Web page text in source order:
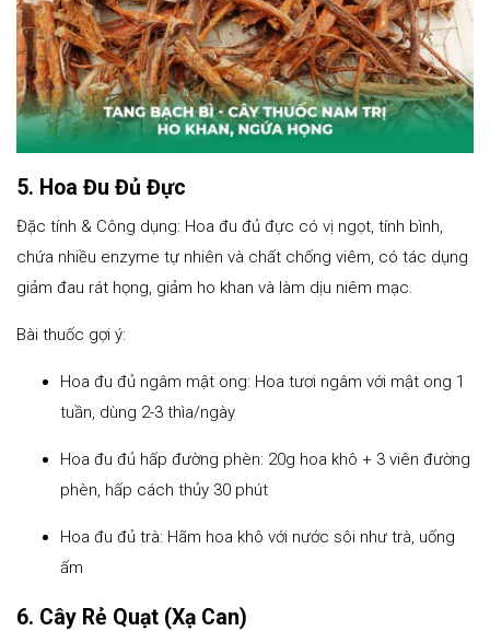
5. Hoa Đu Đủ Đực
Đặc tính & Công dụng: Hoa đu đủ đực có vị ngọt, tính bình,
chứa nhiều enzyme tự nhiên và chất chống viêm, có tác dụng
giảm đau rát họng, giảm ho khan và làm dịu niêm mạc.
Bài thuốc gợi ý:
Hoa đu đủ ngâm mật ong: Hoa tươi ngâm với mật ong 1
tuần, dùng 2-3 thìa/ngày
Hoa đu đủ hấp đường phèn: 20g hoa khô + 3 viên đường
phèn, hấp cách thủy 30 phút
Hoa đu đủ trà: Hãm hoa khô với nước sôi như trà, uống
ấm
6. Cây Rẻ Quạt (Xạ Can)